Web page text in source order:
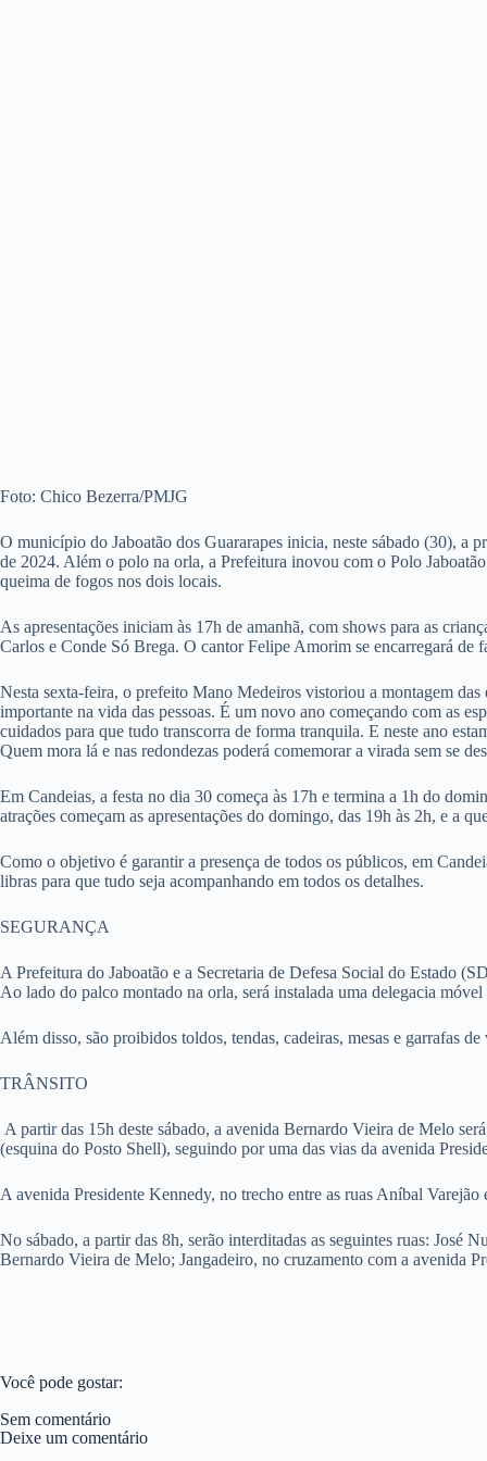
Foto: Chico Bezerra/PMJG
O município do Jaboatão dos Guararapes inicia, neste sábado (30), a
de 2024. Além o polo na orla, a Prefeitura inovou com o Polo
queima de fogos nos dois locais.
As apresentações iniciam às 17h de amanhã, com shows para as
Carlos e Conde Só Brega. O cantor Felipe Amorim se encarregará de
Nesta sexta-feira, o prefeito Mano Medeiros vistoriou a montagem
importante na vida das pessoas. É um novo ano começando com as
cuidados para que tudo transcorra de forma tranquila. E neste ano
Quem mora lá e nas redondezas poderá comemorar a virada sem se
Em Candeias, a festa no dia 30 começa às 17h e termina a 1h do
atrações começam as apresentações do domingo, das 19h às 2h, e a
Como o objetivo é garantir a presença de todos os públicos, em
libras para que tudo seja acompanhando em todos os detalhes.
SEGURANÇA
A Prefeitura do Jaboatão e a Secretaria de Defesa Social do Estado
Ao lado do palco montado na orla, será instalada uma delegacia
Além disso, são proibidos toldos, tendas, cadeiras, mesas e garrafas
TRÂNSITO
A partir das 15h deste sábado, a avenida Bernardo Vieira de Melo
(esquina do Posto Shell), seguindo por uma das vias da avenida
A avenida Presidente Kennedy, no trecho entre as ruas Aníbal
No sábado, a partir das 8h, serão interditadas as seguintes ruas: José
Bernardo Vieira de Melo; Jangadeiro, no cruzamento com a avenida
Você pode gostar:
Sem comentário
Deixe um comentário